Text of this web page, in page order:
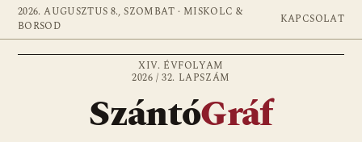
2026. AUGUSZTUS 8., SZOMBAT · MISKOLC &
BORSOD
KAPCSOLAT
XIV. ÉVFOLYAM
2026 / 32. LAPSZÁM
SzántóGráf